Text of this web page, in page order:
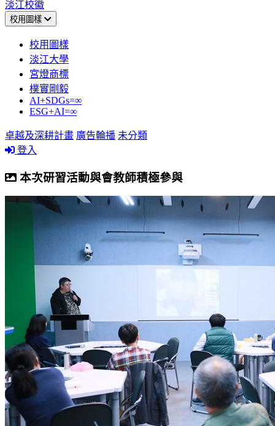
淡江校徽
校用圖樣
校用圖樣
淡江大學
宮燈商標
樸實剛毅
AI+SDGs=∞
ESG+AI=∞
卓越及深耕計畫 廣告輪播 未分類
登入
本次研習活動與會教師積極參與